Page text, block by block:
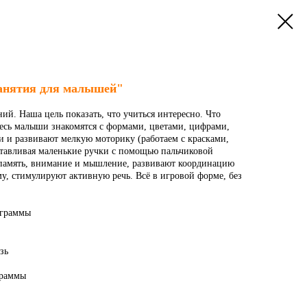
для малышей"
Наша цель показать, что учиться интересно. Что
малыши знакомятся с формами, цветами, цифрами,
и развивают мелкую моторику (работаем с красками,
маленькие ручки с помощью пальчиковой
внимание и мышление, развивают координацию
стимулируют активную речь. Всё в игровой форме, без